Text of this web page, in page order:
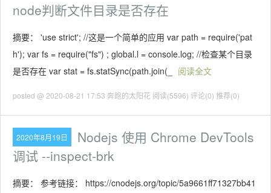
node判断文件目录是否存在
摘要： 'use strict'; //这是一个简单的应用 var path = require('pat
h'); var fs = require("fs") ; global.l = console.log; //检查某个目录
是否存在 var stat = fs.statSync(path.join(_
阅读全文
posted @ 2020-08-21 17:53 奔跑的太阳花 阅读(5596) 评论(0) 推荐(0)
2020年8月19日
Nodejs 使用 Chrome DevTools
调试 --inspect-brk
摘要： 参考链接： https://cnodejs.org/topic/5a9661ff71327bb41